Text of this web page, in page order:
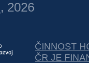
, 2026
ČINNOST
ČR JE